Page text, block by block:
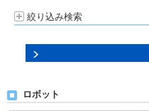
絞り込み検索
ロボット